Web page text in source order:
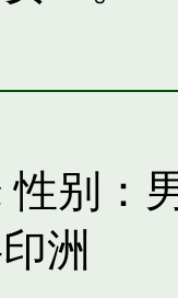
性别：
洲